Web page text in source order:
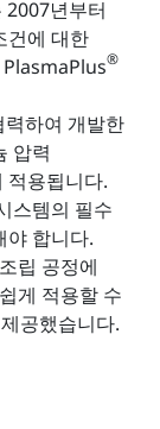
년부터
건에 대한
®
하여 개발한
압력
적용됩니다.
스템의 필수
야 합니다.
립 공정에
게 적용할 수
공했습니다.